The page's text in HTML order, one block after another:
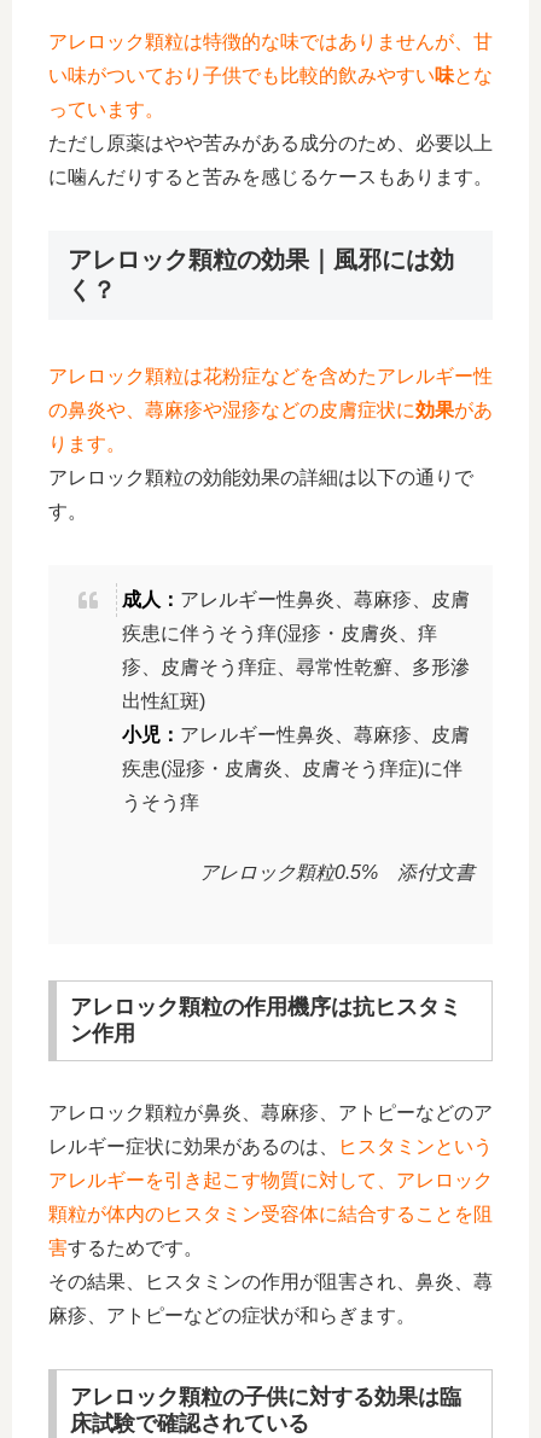
アレロック顆粒は特徴的な味ではありませんが、甘
い味がついており子供でも比較的飲みやすい味とな
っています。
ただし原薬はやや苦みがある成分のため、必要以上
に噛んだりすると苦みを感じるケースもあります。
アレロック顆粒の効果｜風邪には効
く？
アレロック顆粒は花粉症などを含めたアレルギー性
の鼻炎や、蕁麻疹や湿疹などの皮膚症状に効果があ
ります。
アレロック顆粒の効能効果の詳細は以下の通りで
す。
成人： アレルギー性鼻炎、蕁麻疹、皮膚
疾患に伴うそう痒(湿疹・皮膚炎、痒
疹、皮膚そう痒症、尋常性乾癬、多形滲
出性紅斑)
小児： アレルギー性鼻炎、蕁麻疹、皮膚
疾患(湿疹・皮膚炎、皮膚そう痒症)に伴
うそう痒
アレロック顆粒0.5% 添付文書
アレロック顆粒の作用機序は抗ヒスタミ
ン作用
アレロック顆粒が鼻炎、蕁麻疹、アトピーなどのア
レルギー症状に効果があるのは、
ヒスタミンという
アレルギーを引き起こす物質に対して、アレロック
顆粒が体内のヒスタミン受容体に結合することを阻
害するためです。
その結果、ヒスタミンの作用が阻害され、鼻炎、蕁
麻疹、アトピーなどの症状が和らぎます。
アレロック顆粒の子供に対する効果は臨
床試験で確認されている